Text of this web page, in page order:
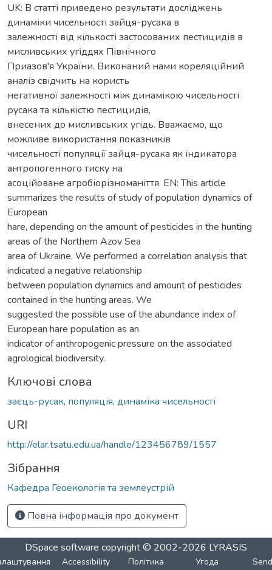
UK: В статті приведено результати досліджень
динаміки чисельності зайця-русака в
залежності від кількості застосованих пестицидів в
мисливських угіддях Північного
Приазов'я України. Виконаний нами кореляційний
аналіз свідчить на користь
негативної залежності між динамікою чисельності
русака та кількістю пестицидів,
внесених до мисливських угідь. Вважаємо, що
можливе використання показників
чисельності популяції зайця-русака як індикатора
антропогенного тиску на
асоційоване агробіорізноманіття. EN: This article
summarizes the results of study of population dynamics of
European
hare, depending on the amount of pesticides in the hunting
areas of the Northern Azov Sea
area of Ukraine. We performed a correlation analysis that
indicated a negative relationship
between population dynamics and amount of pesticides
contained in the hunting areas. We
suggested the possible use of the abundance index of
European hare population as an
indicator of anthropogenic pressure on the associated
agrological biodiversity.
Ключові слова
заєць-русак, популяція, динаміка чисельності
URI
http://elar.tsatu.edu.ua/handle/123456789/1557
Зібрання
Кафедра Геоекологія та землеустрій
Повна інформація про документ
DSpace software copyright © 2002-2026 LYRASIS
Accessibility
Політика
Угода
Send